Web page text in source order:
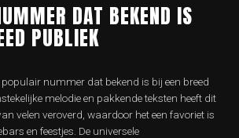
DAT BEKEND IS
PUBLIEK
populair nummer dat bekend is bij een breed
melodie en pakkende teksten heeft dit
velen veroverd, waardoor het een favoriet is
en feestjes. De universele